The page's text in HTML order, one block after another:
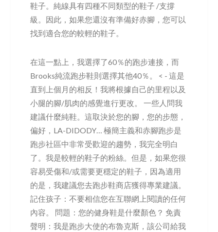
鞋子。純線具有四種不同類型的鞋子 /支撐
級。因此，如果您還沒有準備好赤腳，您可以
找到適合您的較輕的鞋子。
在這一點上，我選擇了60％的跑步連接，而
Brooks純流跑步鞋則選擇其他40％。 < - 這是
直到上個月的相反！我將根據自己的里程以及
小腿的腳/肌肉的感覺進行更改。 一些人問我
建議什麼純鞋。這取決於您的腳，您的步態，
偏好，LA-DIDODY… 極簡主義和赤腳跑步是
跑步社區中非常受歡迎的趨勢，我完全明白
了。我是較輕的鞋子的粉絲。但是，如果您很
容易受傷和/或需要更穩定的鞋子，因為適用
的是，我建議您去跑步鞋商店獲得專業建議。
記住孩子：不要相信您在互聯網上閱讀的任何
內容。 問題：您的健身鞋是什麼顏色？ 免責
聲明：我是跑步大使的布魯克斯，該公司給我